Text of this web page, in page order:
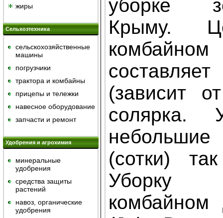
жиры
Сельхозтехника
сельскохозяйственные
машины
погрузчики
трактора и комбайны
прицепы и тележки
навесное оборудование
запчасти и ремонт
Удобрения и агрохимия
минеральные
удобрения
средства защиты
растений
навоз, органические
удобрения
уборке
Крыму.
(зависит
солярка.
(сотки)
Уборку
комбайном